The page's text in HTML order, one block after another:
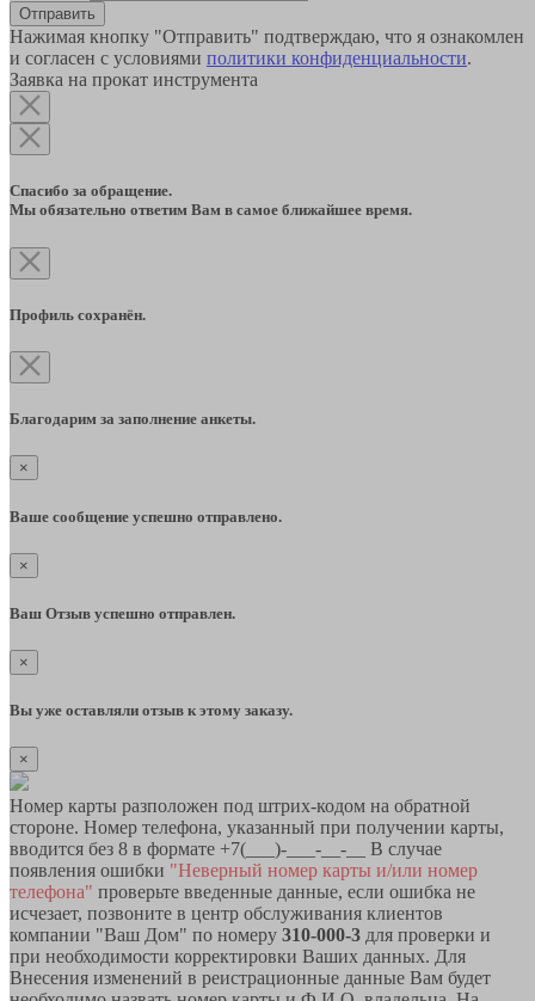
Отправить
Нажимая кнопку "Отправить" подтверждаю, что я ознакомлен
и согласен с условиями политики конфиденциальности.
Заявка на прокат инструмента
Спасибо за обращение.
Мы обязательно ответим Вам в самое ближайшее время.
Профиль сохранён.
Благодарим за заполнение анкеты.
×
Ваше сообщение успешно отправлено.
×
Ваш Отзыв успешно отправлен.
×
Вы уже оставляли отзыв к этому заказу.
×
Номер карты разположен под штрих-кодом на обратной
стороне. Номер телефона, указанный при получении карты,
вводится без 8 в формате +7(___)-___-__-__ В случае
появления ошибки "Неверный номер карты и/или номер
телефона" проверьте введенные данные, если ошибка не
исчезает, позвоните в центр обслуживания клиентов
компании "Ваш Дом" по номеру 310-000-3 для проверки и
при необходимости корректировки Ваших данных. Для
Внесения изменений в реистрационные данные Вам будет